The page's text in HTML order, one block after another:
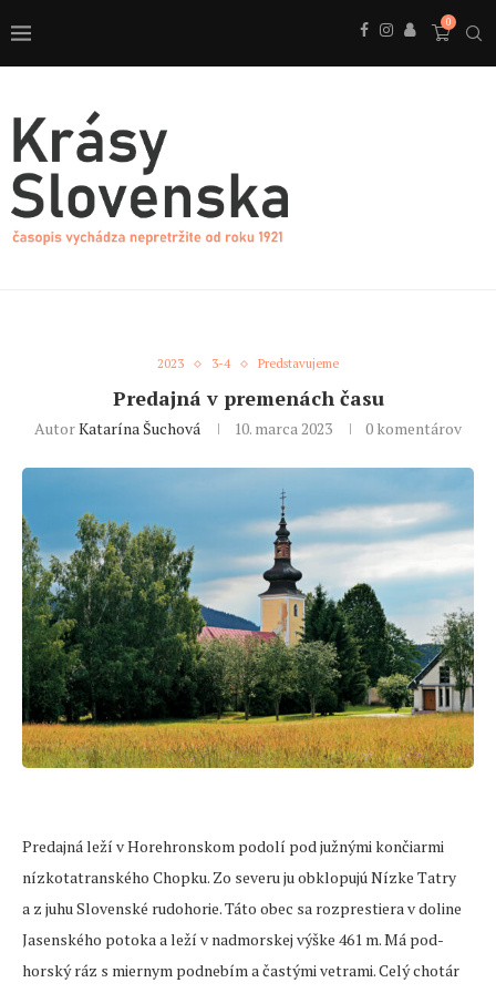
0
2023 3-4 Predstavujeme
Predajná v premenách času
AutorKatarína Šuchová 10. marca 2023 0 komentárov
Predajná leží v Horehronskom podolí pod južnými končiarmi
nízkotatranského Chopku. Zo severu ju obklopujú Nízke Tatry
a z juhu Slovenské rudohorie. Táto obec sa rozprestiera v doline
Jasenského potoka a leží v nadmorskej výške 461 m. Má pod-
horský ráz s miernym podnebím a častými vetrami. Celý chotár